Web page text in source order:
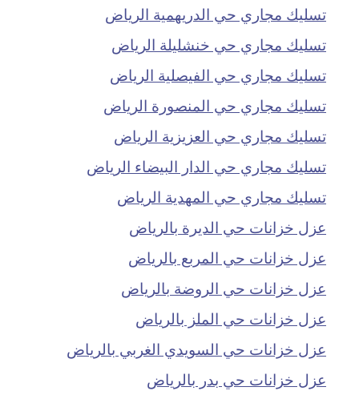
تسليك مجاري حي الدريهمية الرياض
تسليك مجاري حي خنشليلة الرياض
تسليك مجاري حي الفيصلية الرياض
تسليك مجاري حي المنصورة الرياض
تسليك مجاري حي العزيزية الرياض
تسليك مجاري حي الدار البيضاء الرياض
تسليك مجاري حي المهدية الرياض
عزل خزانات حي الديرة بالرياض
عزل خزانات حي المربع بالرياض
عزل خزانات حي الروضة بالرياض
عزل خزانات حي الملز بالرياض
عزل خزانات حي السويدي الغربي بالرياض
عزل خزانات حي بدر بالرياض